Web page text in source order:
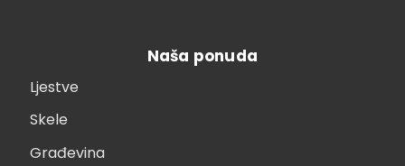
Naša ponuda
Ljestve
Skele
Građevina